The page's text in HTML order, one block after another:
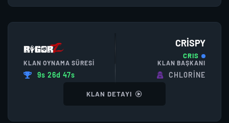
CRISPY
CRIS
KLAN OYNAMA SÜRESI
9s 26d 47s
KLAN BAŞKANI
CHL0RINE
KLAN DETAYI